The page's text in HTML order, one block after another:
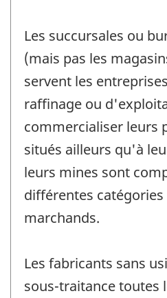
Les succursales ou
(mais pas les
servent les
raffinage ou
commercialiser leurs
situés ailleurs qu'à
leurs mines sont
différentes
marchands.
Les fabricants sans
sous-traitance toutes